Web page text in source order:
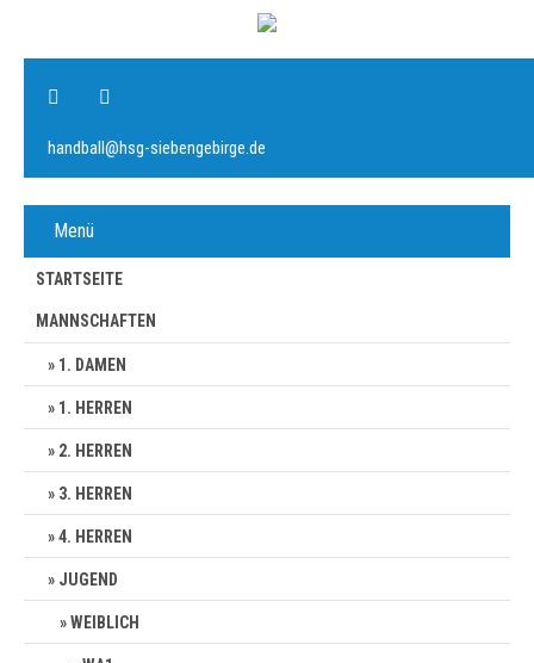
handball@hsg-siebengebirge.de
Menü
STARTSEITE
MANNSCHAFTEN
1. DAMEN
1. HERREN
2. HERREN
3. HERREN
4. HERREN
JUGEND
WEIBLICH